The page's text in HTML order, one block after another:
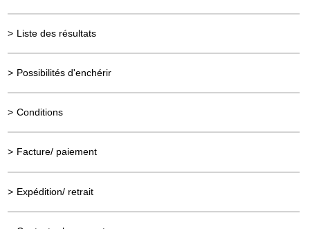
> Liste des résultats
> Possibilités d'enchérir
> Conditions
> Facture/ paiement
> Expédition/ retrait